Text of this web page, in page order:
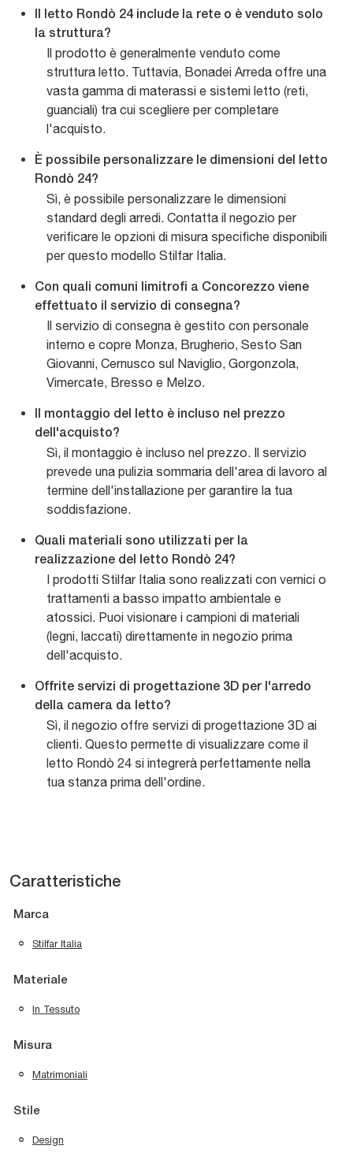
Il letto Rondò 24 include la rete o è venduto solo
la struttura?
Il prodotto è generalmente venduto come
struttura letto. Tuttavia, Bonadei Arreda offre una
vasta gamma di materassi e sistemi letto (reti,
guanciali) tra cui scegliere per completare
l'acquisto.
È possibile personalizzare le dimensioni del letto
Rondò 24?
Sì, è possibile personalizzare le dimensioni
standard degli arredi. Contatta il negozio per
verificare le opzioni di misura specifiche disponibili
per questo modello Stilfar Italia.
Con quali comuni limitrofi a Concorezzo viene
effettuato il servizio di consegna?
Il servizio di consegna è gestito con personale
interno e copre Monza, Brugherio, Sesto San
Giovanni, Cernusco sul Naviglio, Gorgonzola,
Vimercate, Bresso e Melzo.
Il montaggio del letto è incluso nel prezzo
dell'acquisto?
Sì, il montaggio è incluso nel prezzo. Il servizio
prevede una pulizia sommaria dell'area di lavoro al
termine dell'installazione per garantire la tua
soddisfazione.
Quali materiali sono utilizzati per la
realizzazione del letto Rondò 24?
I prodotti Stilfar Italia sono realizzati con vernici o
trattamenti a basso impatto ambientale e
atossici. Puoi visionare i campioni di materiali
(legni, laccati) direttamente in negozio prima
dell'acquisto.
Offrite servizi di progettazione 3D per l'arredo
della camera da letto?
Sì, il negozio offre servizi di progettazione 3D ai
clienti. Questo permette di visualizzare come il
letto Rondò 24 si integrerà perfettamente nella
tua stanza prima dell'ordine.
Caratteristiche
Marca
Stilfar Italia
Materiale
In Tessuto
Misura
Matrimoniali
Stile
Design